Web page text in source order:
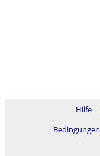
Hilfe
Bedingungen